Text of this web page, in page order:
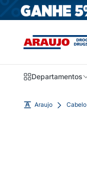
Departamentos
Araujo Cabelo